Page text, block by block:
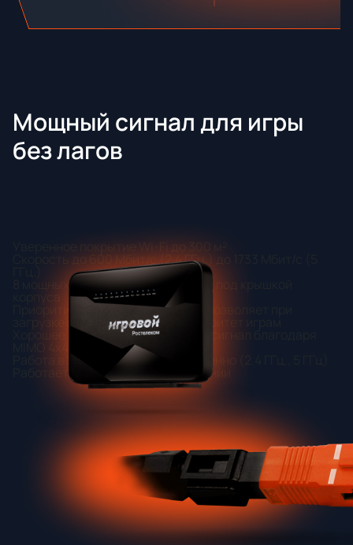
Мощный сигнал для игры
без лагов
Уверенное покрытие Wi-Fi до 300 м²
Скорость до 600 Мбит/с (2.4 ГГц.) до 1733 Мбит/с (5
8 мощных антенн, расположенных под крышкой
Приоритизация популярных игр, позволяет при
загрузке вашей сети отдать приоритет играм
Хорошее покрытие и стабильный сигнал благодаря
MIMO 4x4 в 2 диапазонах
Работа в 2 диапазонах одновременно (2.4 ГГц., 5 ГГц)
Работает только на PON соединении